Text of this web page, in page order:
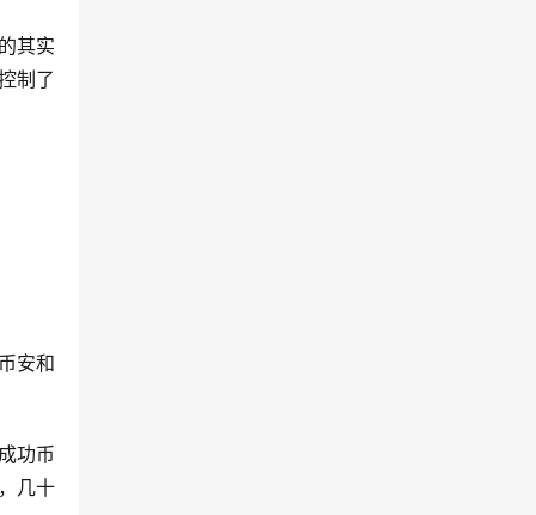
其实
制了
安和
功币
几十